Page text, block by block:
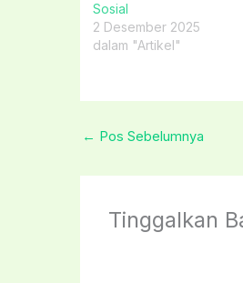
Sosial
2 Desember 2025
dalam "Artikel"
← Pos Sebelumnya
Tinggalkan